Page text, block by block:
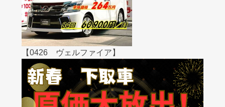
【0426 ヴェルファイア】